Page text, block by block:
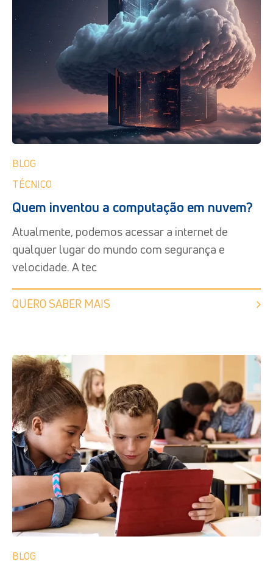
BLOG
TÉCNICO
Quem inventou a computação em nuvem?
Atualmente, podemos acessar a internet de
qualquer lugar do mundo com segurança e
velocidade. A tec
QUERO SABER MAIS
BLOG